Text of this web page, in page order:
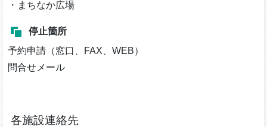
・まちなか広場
停止箇所
予約申請（窓口、FAX、WEB）
問合せメール
各施設連絡先